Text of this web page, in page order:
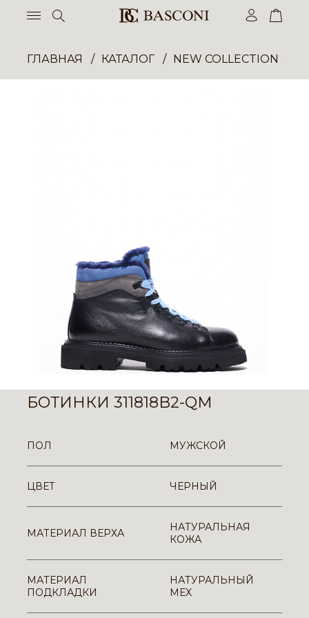
ГЛАВНАЯ КАТАЛОГ NEW COLLECTION
БОТИНКИ 311818B2-QM
ПОЛ МУЖСКОЙ
ЦВЕТ ЧЕРНЫЙ
МАТЕРИАЛ ВЕРХА
НАТУРАЛЬНАЯ
КОЖА
МАТЕРИАЛ
ПОДКЛАДКИ
НАТУРАЛЬНЫЙ
МЕХ